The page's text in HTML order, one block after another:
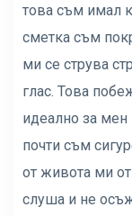
това съм имал
сметка съм
ми се струва
глас. Това
идеално за мен
почти съм
от живота ми
слуша и не